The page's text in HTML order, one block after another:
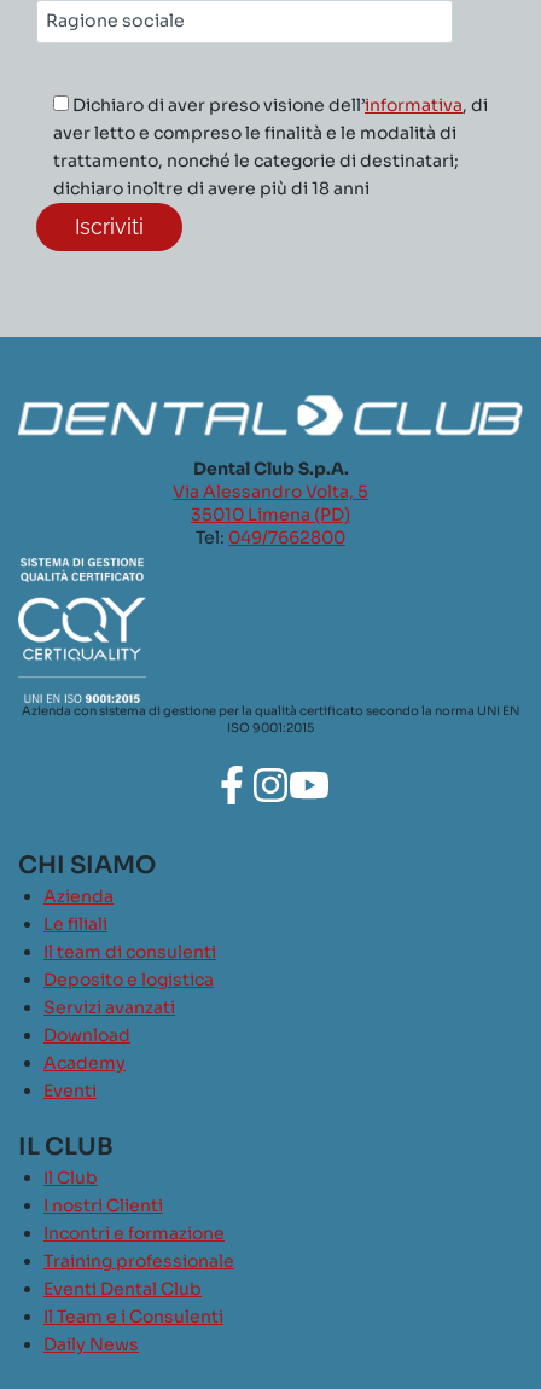
Ragione
sociale*
Dichiaro di aver preso visione dell’informativa, di
aver letto e compreso le finalità e le modalità di
trattamento, nonché le categorie di destinatari;
dichiaro inoltre di avere più di 18 anni
Dental Club S.p.A.
Via Alessandro Volta, 5
35010 Limena (PD)
Tel: 049/7662800
Azienda con sistema di gestione per la qualità certificato secondo la norma UNI EN
ISO 9001:2015
CHI SIAMO
Azienda
Le filiali
Il team di consulenti
Deposito e logistica
Servizi avanzati
Download
Academy
Eventi
IL CLUB
Il Club
I nostri Clienti
Incontri e formazione
Training professionale
Eventi Dental Club
Il Team e i Consulenti
Daily News